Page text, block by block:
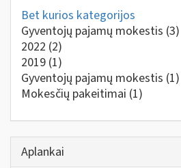
Bet kurios kategorijos
Gyventojų pajamų mokestis (3)
2022 (2)
2019 (1)
Gyventojų pajamų mokestis (1)
Mokesčių pakeitimai (1)
Aplankai